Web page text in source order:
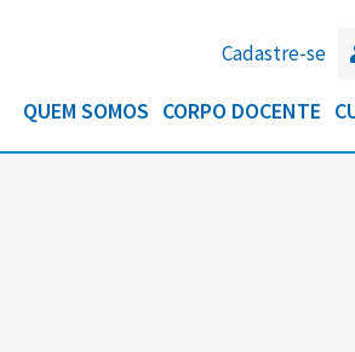
Cadastre-se
QUEM SOMOS CORPO DOCENTE